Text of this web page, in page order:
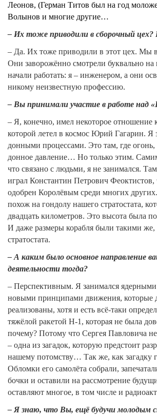
Леонов, (Герман Титов был на год
Волынов и многие другие…
– Их тоже приводили в сборочный цех?
– Да. Их тоже приводили в этот цех. Мы
Они заворожённо смотрели буквально
начали работать: я – инженером, а они
никому неизвестную профессию.
– Вы принимали участие в работе над
– Я, конечно, имел некоторое отношение
которой летел в космос Юрий Гагарин. Я
донными процессами. Это там, где огонь,
донное давление… Но только этим.
что связано с людьми, я не занимался.
играл Константин Петрович Феоктистов,
одобрен Королёвым среди многих
похож на гондолу нашего стратостата,
двадцать километров. Это высота была
И даже размеры корабля были такими же,
стратостата.
– А каким было основное направление
деятельности тогда?
– Перспективным. Я занимался ядерными
новыми принципами движения, которые
реализованы, хотя и есть всё-таки
тяжёлой ракетой Н-1, которая не была
почему? Потому что Сергея Павловича
– одна из загадок, которую предстоит
нашему потомству… Так же, как загадку
Обломки его самолёта собрали,
бочки и оставили на рассмотрение
оставляют многое, в том числе и
– Я знаю, что Вы, ещё будучи молодым